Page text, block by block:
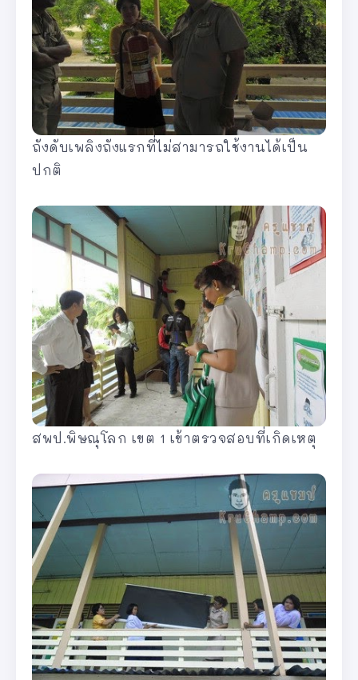
ถังดับเพลิงถังแรกที่ไม่สามารถใช้งานได้เป็น
ปกติ
สพป.พิษณุโลก เขต 1 เข้าตรวจสอบที่เกิดเหตุ